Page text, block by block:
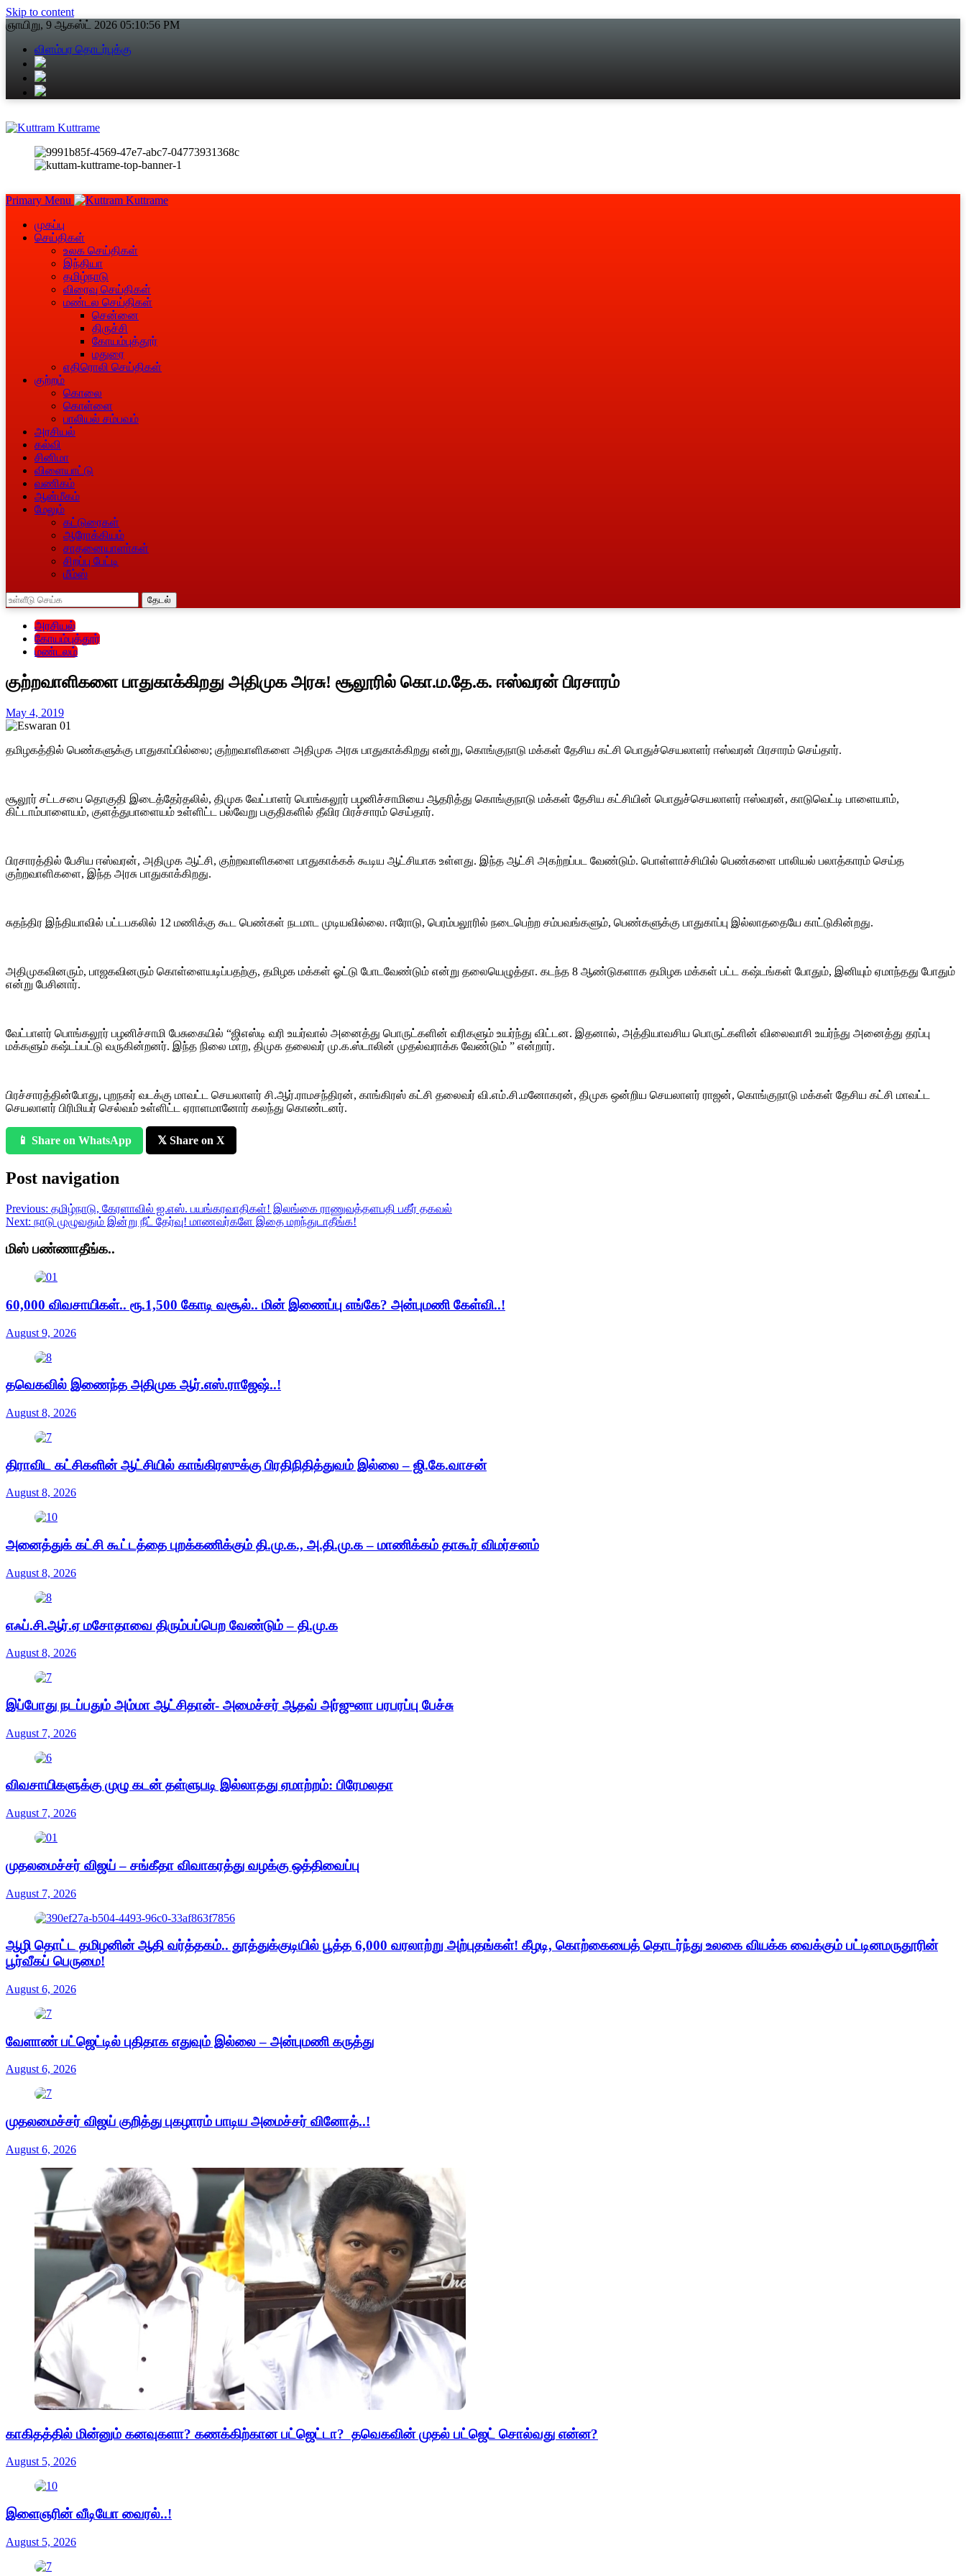
Skip to content
ஞாயிறு, 9 ஆகஸ்ட் 2026 05:10:57 PM
விளம்பர தொடர்புக்கு
Primary Menu
முகப்பு
செய்திகள்
உலக செய்திகள்
இந்தியா
தமிழ்நாடு
விரைவு செய்திகள்
மண்டல செய்திகள்
சென்னை
திருச்சி
கோயம்புத்தூர்
மதுரை
எதிரொலி செய்திகள்
குற்றம்
கொலை
கொள்ளை
பாலியல் சம்பவம்
அரசியல்
கல்வி
சினிமா
விளையாட்டு
வணிகம்
ஆன்மீகம்
மேலும்
கட்டுரைகள்
ஆரோக்கியம்
சாதனையாளா்கள்
சிறப்பு பேட்டி
மீம்ஸ்
தேடல்
அரசியல்
கோயம்புத்தூர்
மண்டலம்
குற்றவாளிகளை பாதுகாக்கிறது அதிமுக அரசு! சூலூரில் கொ.ம.தே.க. ஈஸ்வரன் பிரசாரம்
May 4, 2019
தமிழகத்தில் பெண்களுக்கு பாதுகாப்பில்லை; குற்றவாளிகளை அதிமுக அரசு பாதுகாக்கிறது என்று, கொங்குநாடு மக்கள் தேசிய கட்சி பொதுச்செயலாளர் ஈஸ்வரன் பிரசாரம் செய்தார்.
சூலூர் சட்டசபை தொகுதி இடைத்தேர்தலில், திமுக வேட்பாளர் பொங்கலூர் பழனிச்சாமியை ஆதரித்து கொங்குநாடு மக்கள் தேசிய கட்சியின் பொதுச்செயலாளர் ஈஸ்வரன், காடுவெட்டி பாளையாம்,
கிட்டாம்பாளையம், குளத்துபாளையம் உள்ளிட்ட பல்வேறு பகுதிகளில் தீவிர பிரச்சாரம் செய்தார்.
பிரசாரத்தில் பேசிய ஈஸ்வரன், அதிமுக ஆட்சி, குற்றவாளிகளை பாதுகாக்கக் கூடிய ஆட்சியாக உள்ளது. இந்த ஆட்சி அகற்றப்பட வேண்டும். பொள்ளாச்சியில் பெண்களை பாலியல் பலாத்காரம் செய்த
குற்றவாளிகளை, இந்த அரசு பாதுகாக்கிறது.
சுதந்திர இந்தியாவில் பட்டபகலில் 12 மணிக்கு கூட பெண்கள் நடமாட முடியவில்லை. ஈரோடு, பெரம்பலூரில் நடைபெற்ற சம்பவங்களும், பெண்களுக்கு பாதுகாப்பு இல்லாததையே காட்டுகின்றது.
அதிமுகவினரும், பாஜகவினரும் கொள்ளையடிப்பதற்கு, தமிழக மக்கள் ஓட்டு போடவேண்டும் என்று தலையெழுத்தா. கடந்த 8 ஆண்டுகளாக தமிழக மக்கள் பட்ட கஷ்டங்கள் போதும், இனியும் ஏமாந்தது போதும்
என்று பேசினார்.
வேட்பாளர் பொங்கலூர் பழனிச்சாமி பேசுகையில் “ஜிஎஸ்டி வரி உயர்வால் அனைத்து பொருட்களின் வரிகளும் உயர்ந்து விட்டன. இதனால், அத்தியாவசிய பொருட்களின் விலைவாசி உயர்ந்து அனைத்து தரப்பு
மக்களும் கஷ்டப்பட்டு வருகின்றனர். இந்த நிலை மாற, திமுக தலைவர் மு.க.ஸ்டாலின் முதல்வராக்க வேண்டும் ” என்றார்.
பிரச்சாரத்தின்போது, புறநகர் வடக்கு மாவட்ட செயலாளர் சி.ஆர்.ராமசந்திரன், காங்கிரஸ் கட்சி தலைவர் வி.எம்.சி.மனோகரன், திமுக ஒன்றிய செயலாளர் ராஜன், கொங்குநாடு மக்கள் தேசிய கட்சி மாவட்ட
செயலாளர் பிரிமியர் செல்வம் உள்ளிட்ட ஏராளமானோர் கலந்து கொண்டனர்.
📱 Share on WhatsApp 𝕏 Share on X
Post navigation
Previous: தமிழ்நாடு, கேரளாவில் ஐ.எஸ். பயங்கரவாதிகள்! இலங்கை ராணுவத்தளபதி பகீர் தகவல்
Next: நாடு முழுவதும் இன்று நீட் தேர்வு! மாணவர்களே இதை மறந்துடாதீங்க!
மிஸ் பண்ணாதீங்க..
60,000 விவசாயிகள்.. ரூ.1,500 கோடி வசூல்.. மின் இணைப்பு எங்கே? அன்புமணி கேள்வி..!
August 9, 2026
தவெகவில் இணைந்த அதிமுக ஆர்.எஸ்.ராஜேஷ்..!
August 8, 2026
திராவிட கட்சிகளின் ஆட்சியில் காங்கிரஸுக்கு பிரதிநிதித்துவம் இல்லை – ஜி.கே.வாசன்
August 8, 2026
அனைத்துக் கட்சி கூட்டத்தை புறக்கணிக்கும் தி.மு.க., அ.தி.மு.க – மாணிக்கம் தாகூர் விமர்சனம்
August 8, 2026
எஃப்.சி.ஆர்.ஏ மசோதாவை திரும்பப்பெற வேண்டும் – தி.மு.க
August 8, 2026
இப்போது நடப்பதும் அம்மா ஆட்சிதான்- அமைச்சர் ஆதவ் அர்ஜுனா பரபரப்பு பேச்சு
August 7, 2026
விவசாயிகளுக்கு முழு கடன் தள்ளுபடி இல்லாதது ஏமாற்றம்: பிரேமலதா
August 7, 2026
முதலமைச்சர் விஜய் – சங்கீதா விவாகரத்து வழக்கு ஒத்திவைப்பு
August 7, 2026
ஆழி தொட்ட தமிழனின் ஆதி வர்த்தகம்.. தூத்துக்குடியில் பூத்த 6,000 வரலாற்று அற்புதங்கள்! கீழடி, கொற்கையைத் தொடர்ந்து உலகை வியக்க வைக்கும் பட்டினமருதூரின்
பூர்வீகப் பெருமை!
August 6, 2026
வேளாண் பட்ஜெட்டில் புதிதாக எதுவும் இல்லை – அன்புமணி கருத்து
August 6, 2026
முதலமைச்சர் விஜய் குறித்து புகழாரம் பாடிய அமைச்சர் வினோத்..!
August 6, 2026
காகிதத்தில் மின்னும் கனவுகளா? கணக்கிற்கான பட்ஜெட்டா? தவெகவின் முதல் பட்ஜெட் சொல்வது என்ன?
August 5, 2026
இளைஞரின் வீடியோ வைரல்..!
August 5, 2026